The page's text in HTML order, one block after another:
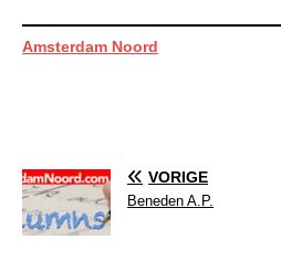
Amsterdam Noord
VORIGE
Beneden A.P.